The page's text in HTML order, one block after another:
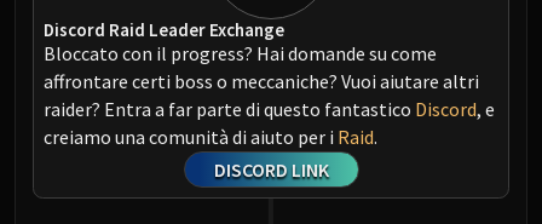
Discord Raid Leader Exchange
Bloccato con il progress? Hai domande su come
affrontare certi boss o meccaniche? Vuoi aiutare altri
raider? Entra a far parte di questo fantastico Discord, e
creiamo una comunità di aiuto per i Raid.
DISCORD LINK